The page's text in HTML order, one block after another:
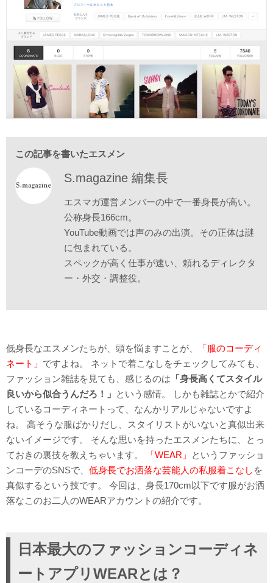
お問い合わせ
この記事を書いたエスメン
S.magazine 編集長
エスマガ運営メンバーの中で一番身長が高い。
公称身長166cm。
YouTube動画では声のみの出演。その正体は謎
に包まれている。
スペックが高く仕事が速い、頼れるディレクタ
ー・外交・調整役。
低身長なエスメンたちが、頭を悩ますことが、
「服のコーディ
ネート」 ですよね。 ネットで着こなしをチェックしてみても、
ファッション雑誌を見ても、感じるのは 「身長高くてスタイル
良いから似合うんだろ！」 という感情。 しかも雑誌とかで紹介
しているコーディネートって、なんかリアルじゃないですよ
ね。 高そうな服ばかりだし、スタイリストがいないと真似出来
ないイメージです。 そんな思いを持ったエスメンたちに、とっ
ておきの裏技を教えちゃいます。
「WEAR」
というファッショ
ンコーデのSNSで、 低身長でお洒落な芸能人の私服着こなし を
真似するという技です。 今回は、身長170cm以下です服がお洒
落なこのお二人のWEARアカウントの紹介です。
日本最大のファッションコーディネ
ートアプリWEARとは？